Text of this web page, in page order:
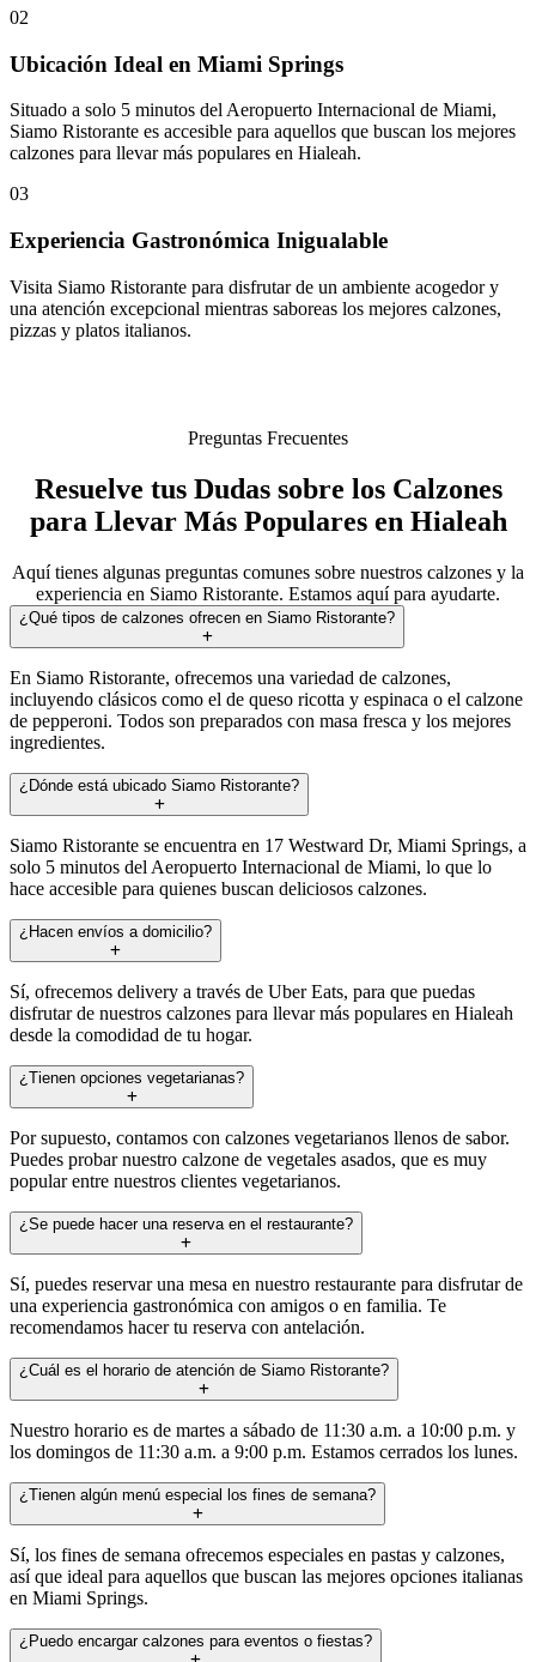
02
Ubicación Ideal en Miami Springs
Situado a solo 5 minutos del Aeropuerto Internacional de Miami,
Siamo Ristorante es accesible para aquellos que buscan los mejores
calzones para llevar más populares en Hialeah.
03
Experiencia Gastronómica Inigualable
Visita Siamo Ristorante para disfrutar de un ambiente acogedor y
una atención excepcional mientras saboreas los mejores calzones,
pizzas y platos italianos.
Preguntas Frecuentes
Resuelve tus Dudas sobre los Calzones
para Llevar Más Populares en Hialeah
Aquí tienes algunas preguntas comunes sobre nuestros calzones y la
experiencia en Siamo Ristorante. Estamos aquí para ayudarte.
¿Qué tipos de calzones ofrecen en Siamo Ristorante?
En Siamo Ristorante, ofrecemos una variedad de calzones,
incluyendo clásicos como el de queso ricotta y espinaca o el calzone
de pepperoni. Todos son preparados con masa fresca y los mejores
ingredientes.
¿Dónde está ubicado Siamo Ristorante?
Siamo Ristorante se encuentra en 17 Westward Dr, Miami Springs, a
solo 5 minutos del Aeropuerto Internacional de Miami, lo que lo
hace accesible para quienes buscan deliciosos calzones.
¿Hacen envíos a domicilio?
Sí, ofrecemos delivery a través de Uber Eats, para que puedas
disfrutar de nuestros calzones para llevar más populares en Hialeah
desde la comodidad de tu hogar.
¿Tienen opciones vegetarianas?
Por supuesto, contamos con calzones vegetarianos llenos de sabor.
Puedes probar nuestro calzone de vegetales asados, que es muy
popular entre nuestros clientes vegetarianos.
¿Se puede hacer una reserva en el restaurante?
Sí, puedes reservar una mesa en nuestro restaurante para disfrutar de
una experiencia gastronómica con amigos o en familia. Te
recomendamos hacer tu reserva con antelación.
¿Cuál es el horario de atención de Siamo Ristorante?
Nuestro horario es de martes a sábado de 11:30 a.m. a 10:00 p.m. y
los domingos de 11:30 a.m. a 9:00 p.m. Estamos cerrados los lunes.
¿Tienen algún menú especial los fines de semana?
Sí, los fines de semana ofrecemos especiales en pastas y calzones,
así que ideal para aquellos que buscan las mejores opciones italianas
en Miami Springs.
¿Puedo encargar calzones para eventos o fiestas?